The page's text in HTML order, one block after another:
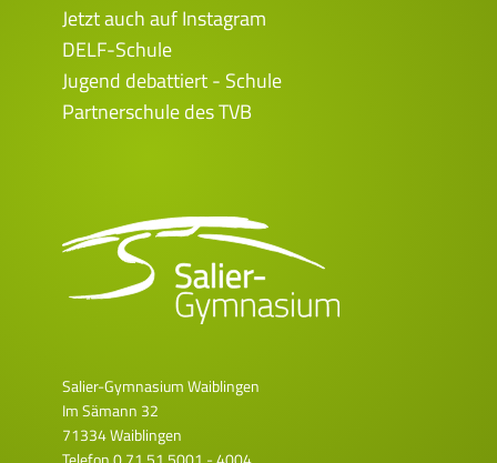
Salier-Gymnasium Waiblingen
Im Sämann 32
71334 Waiblingen
Jetzt auch auf Instagram
DELF-Schule
Jugend debattiert - Schule
Partnerschule des TVB